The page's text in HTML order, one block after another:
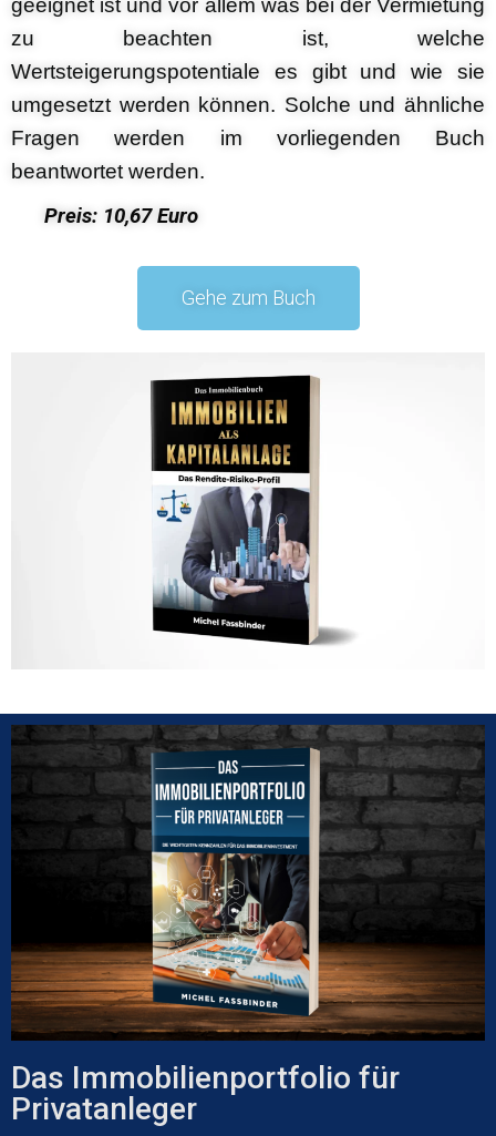
geeignet ist und vor allem was bei der Vermietung
zu beachten ist, welche
Wertsteigerungspotentiale es gibt und wie sie
umgesetzt werden können. Solche und ähnliche
Fragen werden im vorliegenden Buch
beantwortet werden.
Preis: 10,67 Euro
Gehe zum Buch
Das Immobilienportfolio für
Privatanleger